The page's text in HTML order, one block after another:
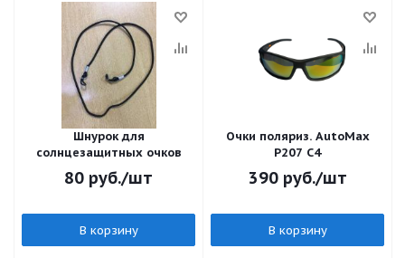
Шнурок для
солнцезащитных очков
80 руб./шт
В корзину
Очки поляриз. AutoMax
P207 C4
390руб./шт
В корзину